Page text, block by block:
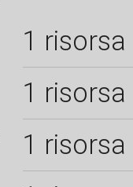
1 risorsa
1 risorsa
1 risorsa